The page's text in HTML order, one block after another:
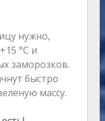
нужно,
°C и
заморозков.
быстро
массу.